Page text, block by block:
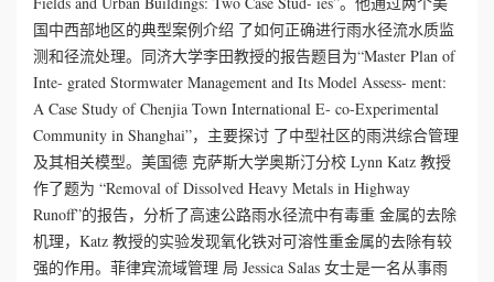
国中西部地区的典型案例介绍 了如何正确进行雨水径流水质监
测和径流处理。同济大学李田教授的报告题目为“Master Plan of
Inte- grated Stormwater Management and Its Model Assess- ment:
A Case Study of Chenjia Town International E- co-Experimental
Community in Shanghai”，主要探讨 了中型社区的雨洪综合管理
及其相关模型。美国德 克萨斯大学奥斯汀分校 Lynn Katz 教授
作了题为 “Removal of Dissolved Heavy Metals in Highway
Runoff”的报告，分析了高速公路雨水径流中有毒重 金属的去除
机理，Katz 教授的实验发现氧化铁对可溶性重金属的去除有较
强的作用。菲律宾流域管理 局 Jessica Salas 女士是一名从事雨